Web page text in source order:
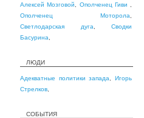
Алексей Мозговой
Ополченец Гиви
Ополченец Моторола
Светлодарская дуга
Сводки
Басурина
ЛЮДИ
Адекватные политики запада ,Игорь
Стрелков
СОБЫТИЯ